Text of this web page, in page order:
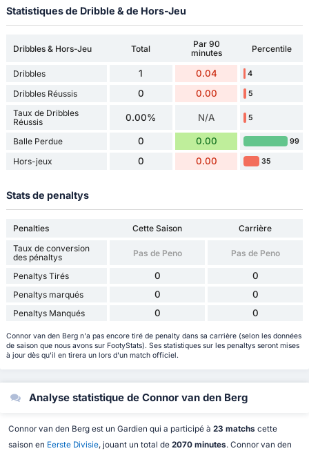
Statistiques de Dribble & de Hors-Jeu
Dribbles & Hors-Jeu Total
Par 90
minutes
Percentile
Dribbles 1 0.04 4
Dribbles Réussis 0 0.00 5
Taux de Dribbles
Réussis
0.00% N/A 5
Balle Perdue 0 0.00 99
Hors-jeux 0 0.00 35
Stats de penaltys
Penalties Cette Saison
Carrière
Taux de conversion
des pénaltys
Pas de Peno Pas de Peno
Penaltys Tirés 0 0
Penaltys marqués 0 0
Penaltys Manqués 0 0
Connor van den Berg n'a pas encore tiré de penalty dans sa carrière (selon les données
de saison que nous avons sur FootyStats). Ses statistiques sur les penaltys seront mises
à jour dès qu'il en tirera un lors d'un match officiel.
Analyse statistique de Connor van den Berg
Connor van den Berg est un Gardien qui a participé à 23 matchs cette
saison en Eerste Divisie, jouant un total de 2070 minutes. Connor van den